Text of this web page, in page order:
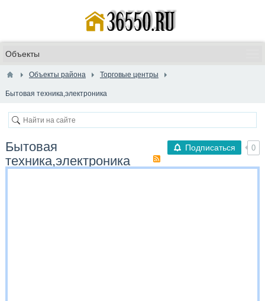
Объекты района Торговые центры
Бытовая техника,электроника
Подписаться 0
Бытовая
техника,электроника